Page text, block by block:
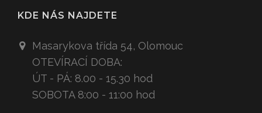
KDE NÁS NAJDETE
Masarykova třída 54, Olomouc
OTEVÍRACÍ DOBA:
ÚT - PÁ: 8.00 - 15.30 hod
SOBOTA 8:00 - 11:00 hod